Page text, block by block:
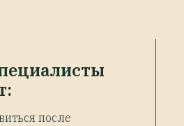
после